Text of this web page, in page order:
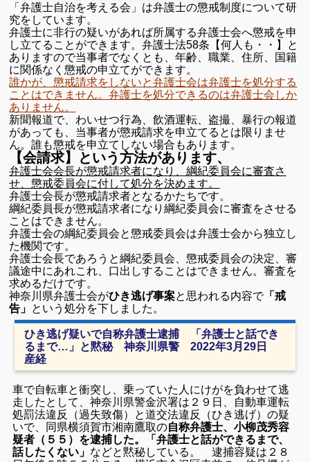
「弁護士自治を考える会」は弁護士の懲戒制度について研
究をしています。
弁護士に非行の疑いがあれば所属する弁護士会へ懲戒を申
し立てることができます。弁護士法58条【何人も・・】と
ありますので当事者でなくとも、年齢、職業、住所、国籍
に関係なく懲戒の申立てができます。
誰かが、懲戒請求をしないと弁護士会は弁護士を処分する
ことはできません。弁護士を処分できるのは弁護士会しか
ありません。
新聞報道で、わいせつ行為、飲酒運転、盗撮、暴行の報道
があっても、当事者が懲戒請求を申立てるとは限りませ
ん。誰も懲戒を申立てしない場合もあります。
【会請求】という方法があります、
弁護士会会長が懲戒請求者になり、綱紀委員会に審査さ
せ、懲戒委員会に付して処分を決めます。
弁護士会長が懲戒請求者となるかたちです。
綱紀委員長が懲戒請求者になり綱紀委員会に審査をさせる
ことはできません。
弁護士会の綱紀委員会と懲戒委員会は弁護士会から独立し
た機関です。
弁護士会長であろうと綱紀委員会、懲戒委員会の決定、審
議途中にあれこれ、口出しすることはできません。審査を
求めるだけです。
神奈川県弁護士会がひき逃げ事案と思われる内容で「戒
告」 という処分を下しました。
ひき逃げ疑いで自称弁護士逮捕 「弁護士と話でき
るまで…」と黙秘 神奈川県警 2022年3月29日
産経
車で自転車と衝突し、乗っていた人にけがを負わせて逃
走したとして、神奈川県警金沢署は２９日、自動車運転
処罰法違反（過失致傷）と道交法違反（ひき逃げ）の疑
いで、同県横須賀市湘南鷹取の自称弁護士、小柳茂秀容
疑者（５５）を逮捕した。
「弁護士と話ができるまで、
話したくない」 などと黙秘している。 逮捕容疑は２８